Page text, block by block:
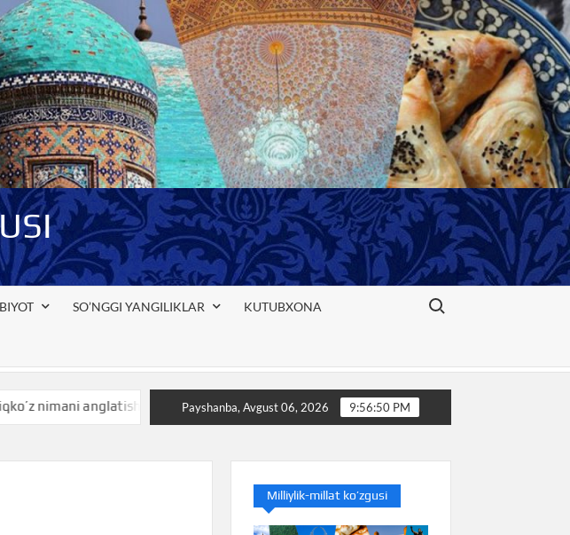
SO’NGGI YANGILIKLAR KUTUBXONA
Search for:
anglatishini bilasizmi Baliq nimani anglatishini bilasizmi
Payshanba, Avgust 06, 2026 9:56:50 PM
Milliylik-millat ko’zgusi